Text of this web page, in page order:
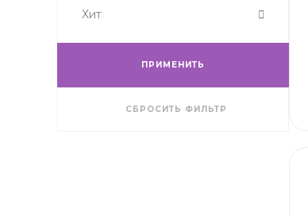
Хит
ПРИМЕНИТЬ
СБРОСИТЬ ФИЛЬТР